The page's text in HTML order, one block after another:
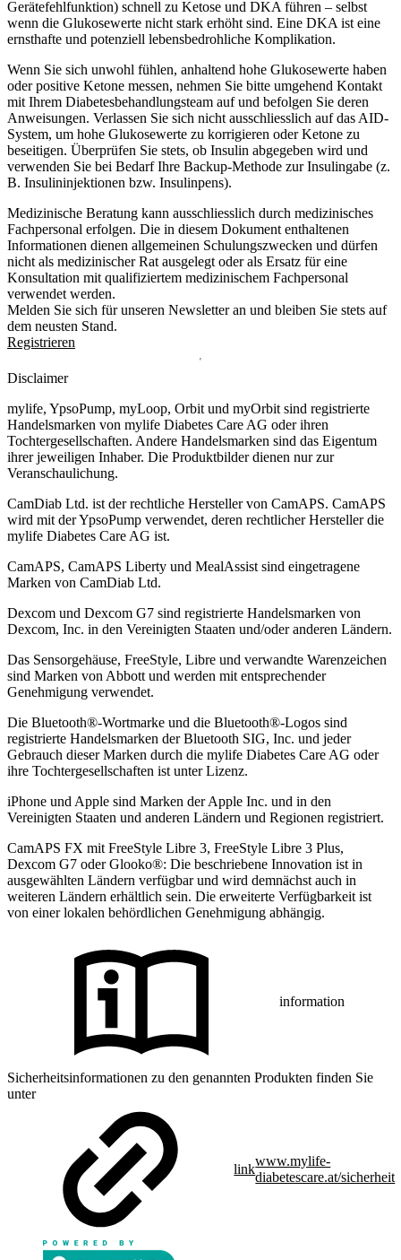
Gerätefehlfunktion) schnell zu Ketose und DKA führen – selbst
wenn die Glukosewerte nicht stark erhöht sind. Eine DKA ist eine
ernsthafte und potenziell lebensbedrohliche Komplikation.
Wenn Sie sich unwohl fühlen, anhaltend hohe Glukosewerte haben
oder positive Ketone messen, nehmen Sie bitte umgehend Kontakt
mit Ihrem Diabetesbehandlungsteam auf und befolgen Sie deren
Anweisungen. Verlassen Sie sich nicht ausschliesslich auf das AID-
System, um hohe Glukosewerte zu korrigieren oder Ketone zu
beseitigen. Überprüfen Sie stets, ob Insulin abgegeben wird und
verwenden Sie bei Bedarf Ihre Backup-Methode zur Insulingabe (z.
B. Insulininjektionen bzw. Insulinpens).
Medizinische Beratung kann ausschliesslich durch medizinisches
Fachpersonal erfolgen. Die in diesem Dokument enthaltenen
Informationen dienen allgemeinen Schulungszwecken und dürfen
nicht als medizinischer Rat ausgelegt oder als Ersatz für eine
Konsultation mit qualifiziertem medizinischem Fachpersonal
verwendet werden.
Melden Sie sich für unseren Newsletter an und bleiben Sie stets auf
dem neusten Stand.
Registrieren
Disclaimer
mylife, YpsoPump, myLoop, Orbit und myOrbit sind registrierte
Handelsmarken von mylife Diabetes Care AG oder ihren
Tochtergesellschaften. Andere Handelsmarken sind das Eigentum
ihrer jeweiligen Inhaber. Die Produktbilder dienen nur zur
Veranschaulichung.
CamDiab Ltd. ist der rechtliche Hersteller von CamAPS. CamAPS
wird mit der YpsoPump verwendet, deren rechtlicher Hersteller die
mylife Diabetes Care AG ist.
CamAPS, CamAPS Liberty und MealAssist sind eingetragene
Marken von CamDiab Ltd.
Dexcom und Dexcom G7 sind registrierte Handelsmarken von
Dexcom, Inc. in den Vereinigten Staaten und/oder anderen Ländern.
Das Sensorgehäuse, FreeStyle, Libre und verwandte Warenzeichen
sind Marken von Abbott und werden mit entsprechender
Genehmigung verwendet.
Die Bluetooth®-Wortmarke und die Bluetooth®-Logos sind
registrierte Handelsmarken der Bluetooth SIG, Inc. und jeder
Gebrauch dieser Marken durch die mylife Diabetes Care AG oder
ihre Tochtergesellschaften ist unter Lizenz.
iPhone und Apple sind Marken der Apple Inc. und in den
Vereinigten Staaten und anderen Ländern und Regionen registriert.
CamAPS FX mit FreeStyle Libre 3, FreeStyle Libre 3 Plus,
Dexcom G7 oder Glooko®: Die beschriebene Innovation ist in
ausgewählten Ländern verfügbar und wird demnächst auch in
weiteren Ländern erhältlich sein. Die erweiterte Verfügbarkeit ist
von einer lokalen behördlichen Genehmigung abhängig.
information
Sicherheitsinformationen zu den genannten Produkten finden Sie
unter
link
www.mylife-
diabetescare.at/sicherheit